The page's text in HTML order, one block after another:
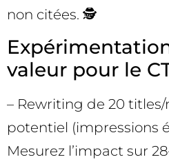
non citées. 🕵️
valeur pour le
– Rewriting de 20
potentiel (impressions
Mesurez l’impact sur